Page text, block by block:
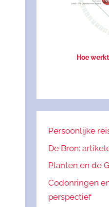
Hoe
Persoonlijke
De Bron:
Planten en de
Codonringen
perspectief